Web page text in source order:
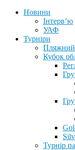
Новини
Інтерв’ю
УАФ
Турніри
Пляжний
Кубок
Турнір